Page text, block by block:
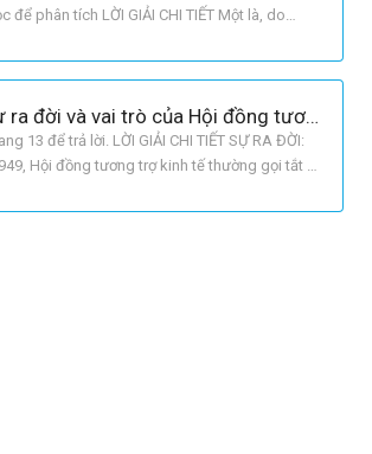
để phân tích LỜI GIẢI CHI TIẾT Một là, do
liêu bao cấp làm cho sản xuất trì trệ, đời
Trình bày sự ra đời và vai trò của Hội đồng tương trợ kinh tế (SEV) đến đầu những năm 70 của thế kỉ XX
13 để trả lời. LỜI GIẢI CHI TIẾT SỰ RA ĐỜI:
Hội đồng tương trợ kinh tế thường gọi tắt là
là : Liên Xô, Anbani, Ba Lan, Bungari, Hungari,